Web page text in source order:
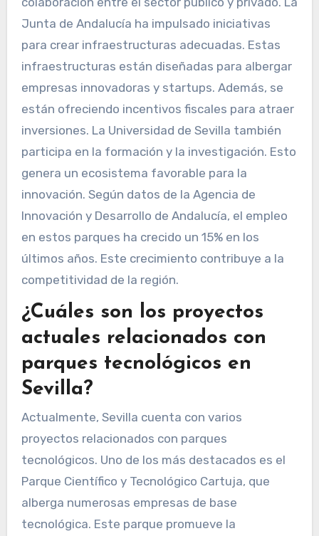
Junta de Andalucía ha impulsado iniciativas
para crear infraestructuras adecuadas. Estas
infraestructuras están diseñadas para albergar
empresas innovadoras y startups. Además, se
están ofreciendo incentivos fiscales para atraer
inversiones. La Universidad de Sevilla también
participa en la formación y la investigación. Esto
genera un ecosistema favorable para la
innovación. Según datos de la Agencia de
Innovación y Desarrollo de Andalucía, el empleo
en estos parques ha crecido un 15% en los
últimos años. Este crecimiento contribuye a la
competitividad de la región.
¿Cuáles son los proyectos
actuales relacionados con
parques tecnológicos en
Sevilla?
Actualmente, Sevilla cuenta con varios
proyectos relacionados con parques
tecnológicos. Uno de los más destacados es el
Parque Científico y Tecnológico Cartuja, que
alberga numerosas empresas de base
tecnológica. Este parque promueve la